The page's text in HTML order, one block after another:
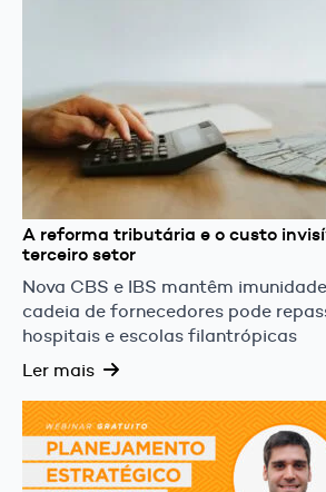
A reforma tributária e o custo
terceiro setor
Nova CBS e IBS mantêm
cadeia de fornecedores pode
hospitais e escolas filantrópicas
Ler mais